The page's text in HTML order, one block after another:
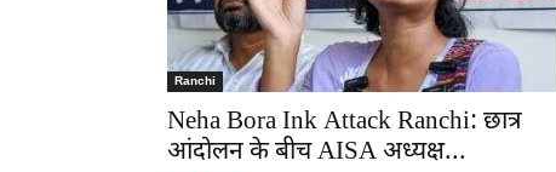
Ranchi
Neha Bora Ink Attack Ranchi: छात्र
आंदोलन के बीच AISA अध्यक्ष...